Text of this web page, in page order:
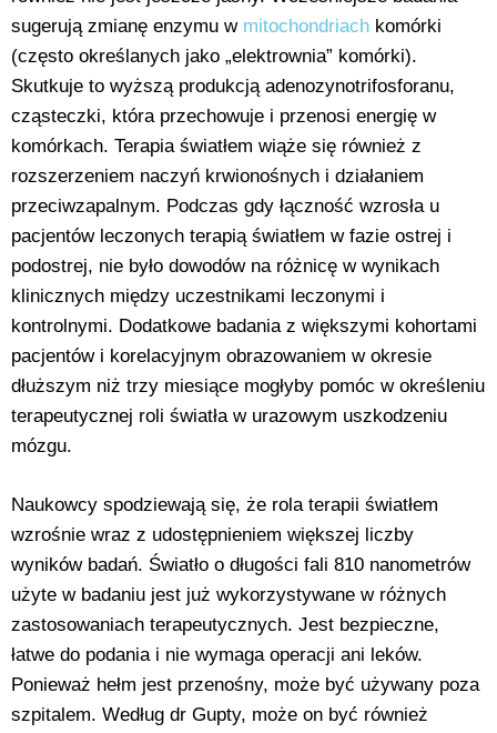
sugerują zmianę enzymu w mitochondriach komórki
(często określanych jako „elektrownia” komórki).
Skutkuje to wyższą produkcją adenozynotrifosforanu,
cząsteczki, która przechowuje i przenosi energię w
komórkach. Terapia światłem wiąże się również z
rozszerzeniem naczyń krwionośnych i działaniem
przeciwzapalnym. Podczas gdy łączność wzrosła u
pacjentów leczonych terapią światłem w fazie ostrej i
podostrej, nie było dowodów na różnicę w wynikach
klinicznych między uczestnikami leczonymi i
kontrolnymi. Dodatkowe badania z większymi kohortami
pacjentów i korelacyjnym obrazowaniem w okresie
dłuższym niż trzy miesiące mogłyby pomóc w określeniu
terapeutycznej roli światła w urazowym uszkodzeniu
mózgu.
Naukowcy spodziewają się, że rola terapii światłem
wzrośnie wraz z udostępnieniem większej liczby
wyników badań. Światło o długości fali 810 nanometrów
użyte w badaniu jest już wykorzystywane w różnych
zastosowaniach terapeutycznych. Jest bezpieczne,
łatwe do podania i nie wymaga operacji ani leków.
Ponieważ hełm jest przenośny, może być używany poza
szpitalem. Według dr Gupty, może on być również